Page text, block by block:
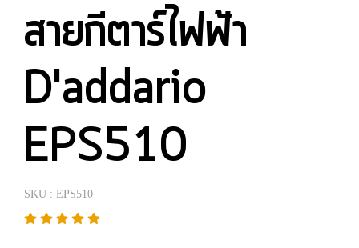
สายกีตาร์ไฟฟ้า
D'addario
EPS510
SKU : EPS510